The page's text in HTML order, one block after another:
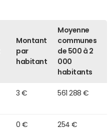
Montant
par
habitant
Moyenne
communes
de 500 à 2
000
habitants
3 € 561 288 €
0 € 254 €